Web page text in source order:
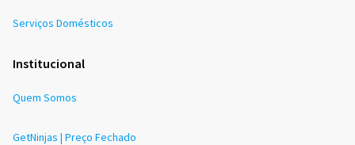
Serviços Domésticos
Institucional
Quem Somos
GetNinjas | Preço Fechado